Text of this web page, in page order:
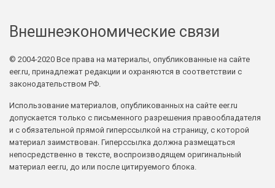
Внешнеэкономические связи
© 2004-2020 Все права на материалы, опубликованные на сайте
eer.ru, принадлежат редакции и охраняются в соответствии с
законодательством РФ.
Использование материалов, опубликованных на сайте eer.ru
допускается только с письменного разрешения правообладателя
и с обязательной прямой гиперссылкой на страницу, с которой
материал заимствован. Гиперссылка должна размещаться
непосредственно в тексте, воспроизводящем оригинальный
материал eer.ru, до или после цитируемого блока.